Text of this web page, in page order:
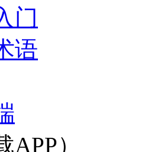
门
语
APP）